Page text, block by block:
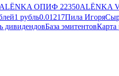
ALЁNKA ОПИФ 22350ALЁNKA
1 рубль0.01217Пила Игоря
дивидендовБаза эмитентовКарта